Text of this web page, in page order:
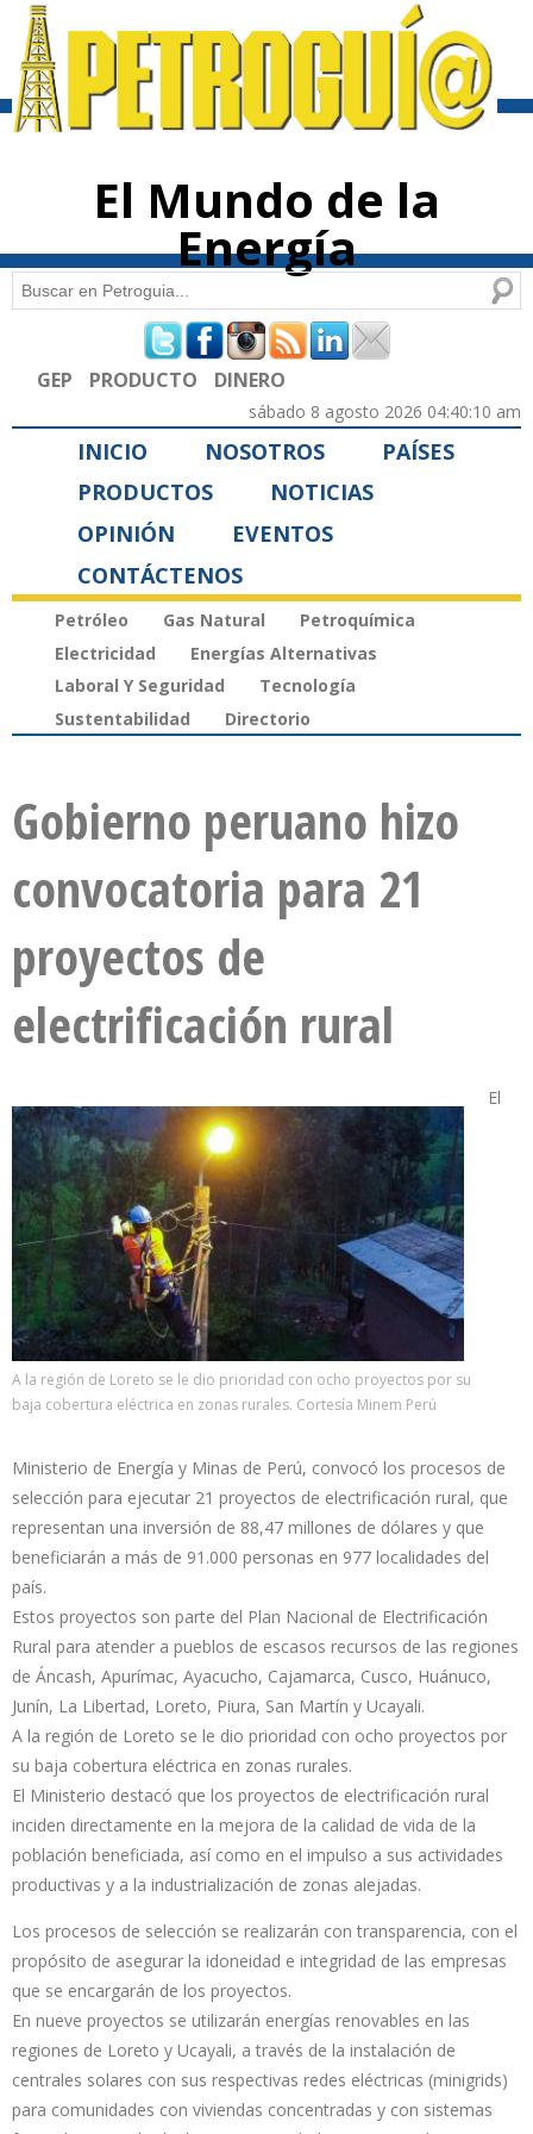
contenido
El Mundo de la
Energía
Formulario de búsqueda
Buscar
GEP PRODUCTO DINERO
sábado 8 agosto 2026 04:40:10 am
INICIO NOSOTROS
PAÍSES
PRODUCTOS
NOTICIAS
OPINIÓN
EVENTOS
CONTÁCTENOS
Petróleo Gas Natural
Petroquímica
Electricidad
Energías Alternativas
Laboral Y Seguridad
Tecnología
Sustentabilidad
Directorio
Gobierno peruano hizo
convocatoria para 21
proyectos de
electrificación rural
A la región de Loreto se le dio prioridad con ocho proyectos por su
baja cobertura eléctrica en zonas rurales. Cortesía Minem Perú
El
Ministerio de Energía y Minas de Perú, convocó los procesos de
selección para ejecutar 21 proyectos de electrificación rural, que
representan una inversión de 88,47 millones de dólares y que
beneficiarán a más de 91.000 personas en 977 localidades del
país.
Estos proyectos son parte del Plan Nacional de Electrificación
Rural para atender a pueblos de escasos recursos de las regiones
de Áncash, Apurímac, Ayacucho, Cajamarca, Cusco, Huánuco,
Junín, La Libertad, Loreto, Piura, San Martín y Ucayali.
A la región de Loreto se le dio prioridad con ocho proyectos por
su baja cobertura eléctrica en zonas rurales.
El Ministerio destacó que los proyectos de electrificación rural
inciden directamente en la mejora de la calidad de vida de la
población beneficiada, así como en el impulso a sus actividades
productivas y a la industrialización de zonas alejadas.
Los procesos de selección se realizarán con transparencia, con el
propósito de asegurar la idoneidad e integridad de las empresas
que se encargarán de los proyectos.
En nueve proyectos se utilizarán energías renovables en las
regiones de Loreto y Ucayali, a través de la instalación de
centrales solares con sus respectivas redes eléctricas (minigrids)
para comunidades con viviendas concentradas y con sistemas